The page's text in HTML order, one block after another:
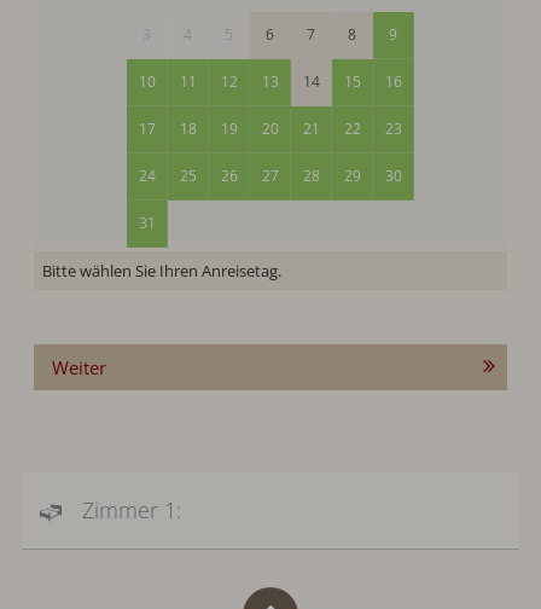
3 4 5 6 7 8 9
10 11 12 13 14 15 16
17 18 19 20 21 22 23
24 25 26 27 28 29 30
31
Bitte wählen Sie Ihren Anreisetag.
Weiter
Zimmer 1: